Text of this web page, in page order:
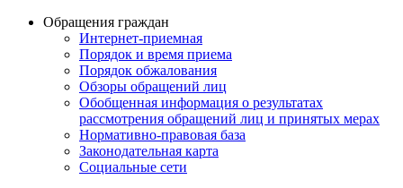
Обращения граждан
Интернет-приемная
Порядок и время приема
Порядок обжалования
Обзоры обращений лиц
Обобщенная информация о результатах
рассмотрения обращений лиц и принятых мерах
Нормативно-правовая база
Законодательная карта
Социальные сети